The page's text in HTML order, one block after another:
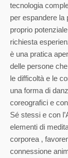
tecnologia
per espandere la
proprio
richiesta
è una pratica
delle persone
le difficoltà e le
una forma di
coreografici e
Sé stessi e con
elementi di
corporea ,
connessione